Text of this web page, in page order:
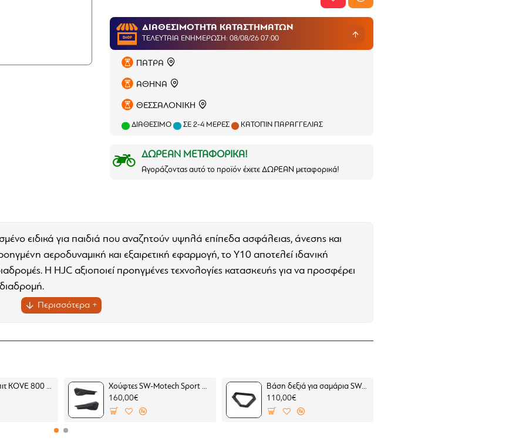
ΔΙΑΘΕΣΙΜΟΤΗΤΑ ΚΑΤΑΣΤΗΜΑΤΩΝ
ΤΕΛΕΥΤΑΊΑ ΕΝΗΜΈΡΩΣΗ: 08/08/26 07:00
ΠΑΤΡΑ
ΑΘΗΝΑ
ΘΕΣΣΑΛΟΝΙΚΗ
ΔΙΑΘΈΣΙΜΟ ΣΕ 2-4 ΜΈΡΕΣ ΚΑΤΌΠΙΝ ΠΑΡΑΓΓΕΛΊΑΣ
ΔΩΡΕΑΝ ΜΕΤΑΦΟΡΙΚΑ!
Αγοράζοντας αυτό το προϊόν έχετε ΔΩΡΕΑΝ μεταφορικά!
ειδικά για παιδιά που αναζητούν υψηλά επίπεδα ασφάλειας, άνεσης και
αεροδυναμική και εξαιρετική εφαρμογή, το Y10 αποτελεί ιδανική
Η HJC αξιοποιεί προηγμένες τεχνολογίες κατασκευής για να προσφέρει
σήραγγα (Wind Tunnel Tested)
και προστασία UV 99%
Free Visor)
και γρήγορο στέγνωμα
Μπαράκι κόκπιτ KOVE 800 X PRO
Χούφτες SW-Motech Sport BMW F 450 GS (2 σημεία στήριξης)
160,00€
Βάση δεξιά για σαμάρια SW-Motech V-LOC BMW F 450 GS (για BMW σχάρα)
110,00€